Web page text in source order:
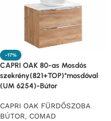
-17%
CAPRI OAK 80-as Mosdós
szekrény(821+TOP)*mosdóval
(UM 6254)-Bútor
CAPRI OAK FÜRDŐSZOBA
BÚTOR, COMAD